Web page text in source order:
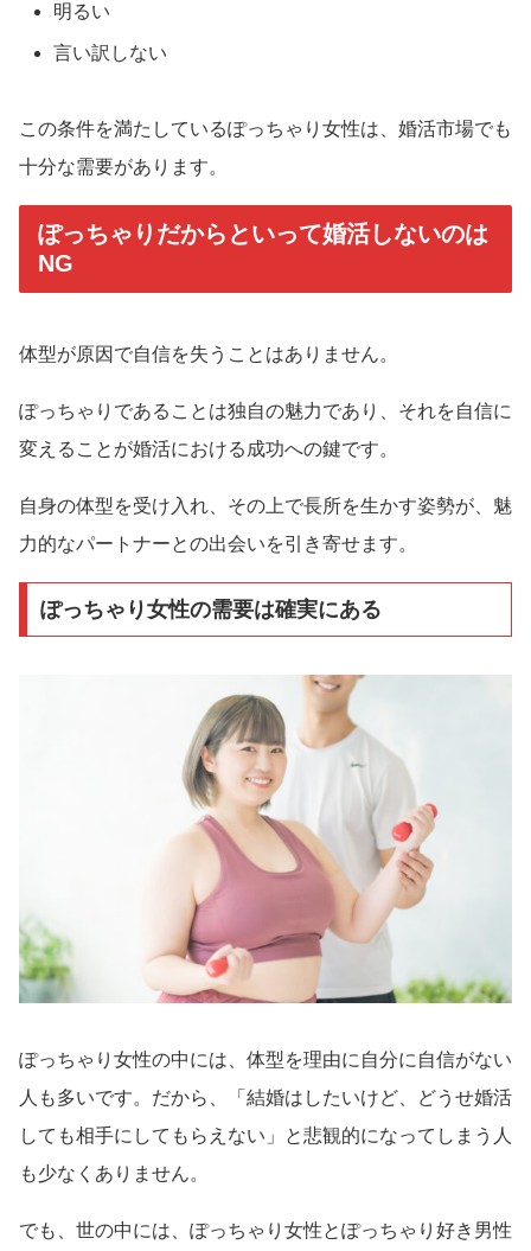
明るい
言い訳しない
この条件を満たしているぽっちゃり女性は、婚活市場でも
十分な需要があります。
ぽっちゃりだからといって婚活しないのは
NG
体型が原因で自信を失うことはありません。
ぽっちゃりであることは独自の魅力であり、それを自信に
変えることが婚活における成功への鍵です。
自身の体型を受け入れ、その上で長所を生かす姿勢が、魅
力的なパートナーとの出会いを引き寄せます。
ぽっちゃり女性の需要は確実にある
ぽっちゃり女性の中には、体型を理由に自分に自信がない
人も多いです。だから、「結婚はしたいけど、どうせ婚活
しても相手にしてもらえない」と悲観的になってしまう人
も少なくありません。
でも、世の中には、ぽっちゃり女性とぽっちゃり好き男性